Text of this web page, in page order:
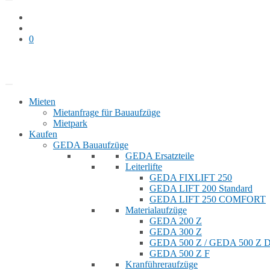
0
Mieten
Mietanfrage für Bauaufzüge
Mietpark
Kaufen
GEDA Bauaufzüge
GEDA Ersatzteile
Leiterlifte
GEDA FIXLIFT 250
GEDA LIFT 200 Standard
GEDA LIFT 250 COMFORT
Materialaufzüge
GEDA 200 Z
GEDA 300 Z
GEDA 500 Z / GEDA 500 Z
GEDA 500 Z F
Kranführeraufzüge